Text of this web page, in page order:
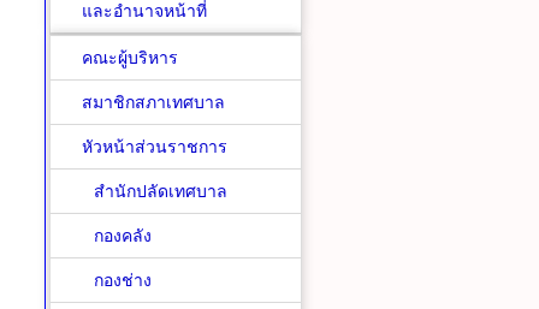
และอำนาจหน้าที่
คณะผู้บริหาร
สมาชิกสภาเทศบาล
หัวหน้าส่วนราชการ
สำนักปลัดเทศบาล
กองคลัง
กองช่าง